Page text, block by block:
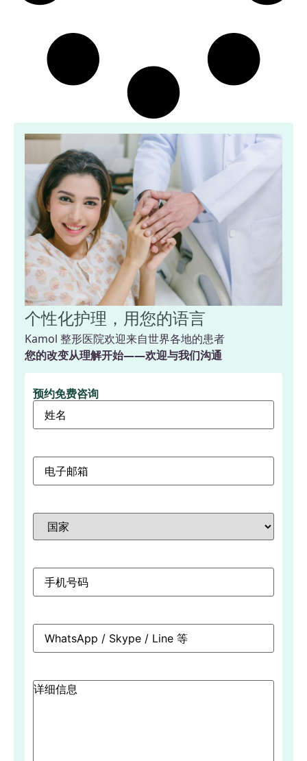
个性化护理，用您的语言
Kamol 整形医院欢迎来自世界各地的患者
您的改变从理解开始——欢迎与我们沟通
预约免费咨询